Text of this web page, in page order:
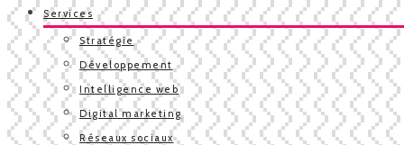
Services
Stratégie
Développement
Intelligence web
Digital marketing
Réseaux sociaux